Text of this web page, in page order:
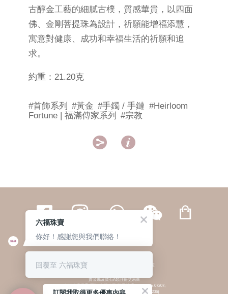
古醇金工藝的細膩古樸，質感華貴，以四面
佛、金剛菩提珠為設計，祈願能增福添慧，
寓意對健康、成功和幸福生活的祈願和追
求。
約重：21.20克
#首飾系列 #黃金 #手鐲 / 手鏈 #Heirloom
Fortune | 福滿傳家系列
#宗教
 
繁體 | 簡体
© 六福集團 版權所有 不得轉載 私隱政策
貴金屬及寶石A類註冊交易商
(六福企業禮品(國際)有限公司-註冊號碼:A-B-24-05-07207;
六福電子商貿有限公司-註冊號碼:A-B-24-05-07206)
六福珠寶
你好！感謝您與我們聯絡！
回覆至 六福珠寶